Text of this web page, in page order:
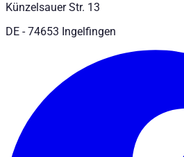
Künzelsauer Str. 13
DE - 74653 Ingelfingen